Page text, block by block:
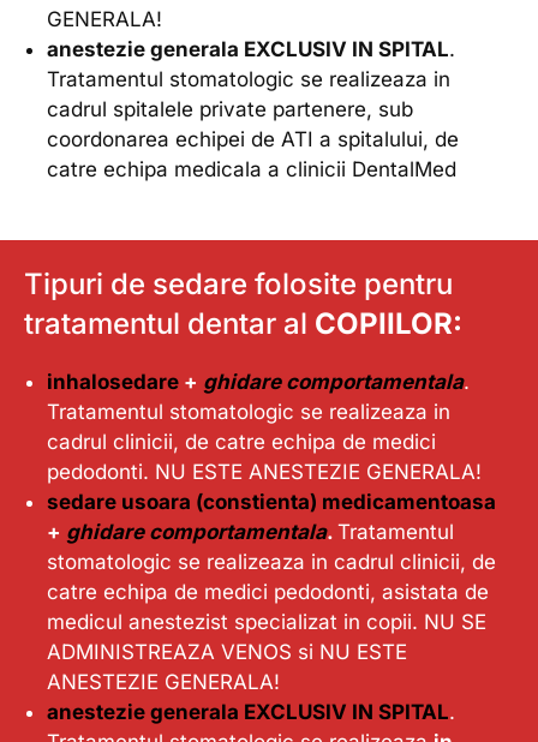
GENERALA!
anestezie generala EXCLUSIV IN SPITAL.
Tratamentul stomatologic se realizeaza in
cadrul spitalele private partenere, sub
coordonarea echipei de ATI a spitalului, de
catre echipa medicala a clinicii DentalMed
Tipuri de sedare folosite pentru
tratamentul dentar al COPIILOR:
inhalosedare + ghidare comportamentala.
Tratamentul stomatologic se realizeaza in
cadrul clinicii, de catre echipa de medici
pedodonti. NU ESTE ANESTEZIE GENERALA!
sedare usoara (constienta) medicamentoasa
+ ghidare comportamentala. Tratamentul
stomatologic se realizeaza in cadrul clinicii, de
catre echipa de medici pedodonti, asistata de
medicul anestezist specializat in copii. NU SE
ADMINISTREAZA VENOS si NU ESTE
ANESTEZIE GENERALA!
anestezie generala EXCLUSIV IN SPITAL.